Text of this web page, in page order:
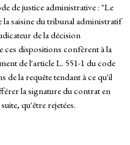
de justice administrative : "Le
saisine du tribunal administratif
de la décision
ces dispositions confèrent à la
de l'article L. 551-1 du code
de la requête tendant à ce qu'il
la signature du contrat en
qu'être rejetées.